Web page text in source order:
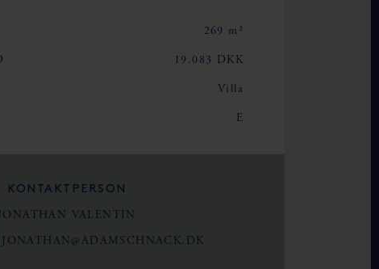
269 m²
19.083 DKK
Villa
E
KONTAKTPERSON
VALENTIN
JONATHAN@ADAMSCHNACK.DK